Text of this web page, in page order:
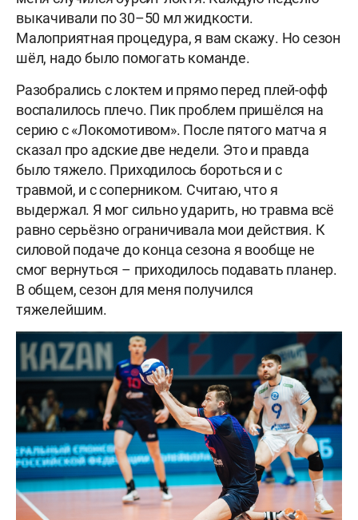
выкачивали по 30–50 мл жидкости.
Малоприятная процедура, я вам скажу. Но сезон
шёл, надо было помогать команде.
Разобрались с локтем и прямо перед плей-офф
воспалилось плечо. Пик проблем пришёлся на
серию с «Локомотивом». После пятого матча я
сказал про адские две недели. Это и правда
было тяжело. Приходилось бороться и с
травмой, и с соперником. Считаю, что я
выдержал. Я мог сильно ударить, но травма всё
равно серьёзно ограничивала мои действия. К
силовой подаче до конца сезона я вообще не
смог вернуться – приходилось подавать планер.
В общем, сезон для меня получился
тяжелейшим.